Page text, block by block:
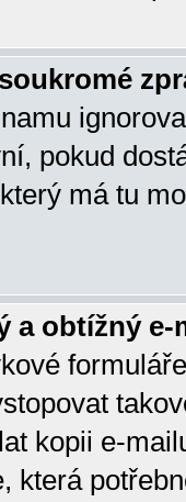
pokud
má tu
a obtížný
kopii e-
která